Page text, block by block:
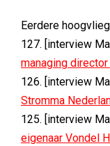
Eerdere
127. [interview
managing
126. [interview
Stromma
125. [interview
eigenaar Vondel